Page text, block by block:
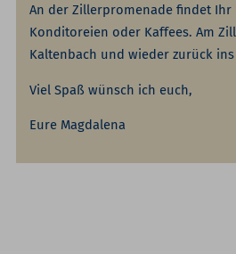
An der Zillerpromenade findet
Konditoreien oder Kaffees. Am
Kaltenbach und wieder zurück
Viel Spaß wünsch ich euch,
Eure Magdalena